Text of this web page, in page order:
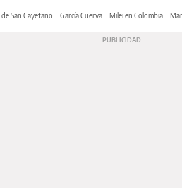
San Cayetano García Cuerva Milei en Colombia